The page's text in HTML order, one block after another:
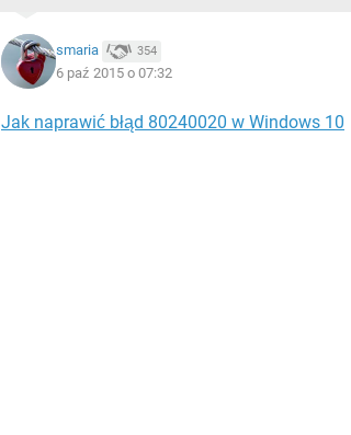
smaria 354
6 paź 2015 o 07:32
Jak naprawić błąd 80240020 w Windows 10